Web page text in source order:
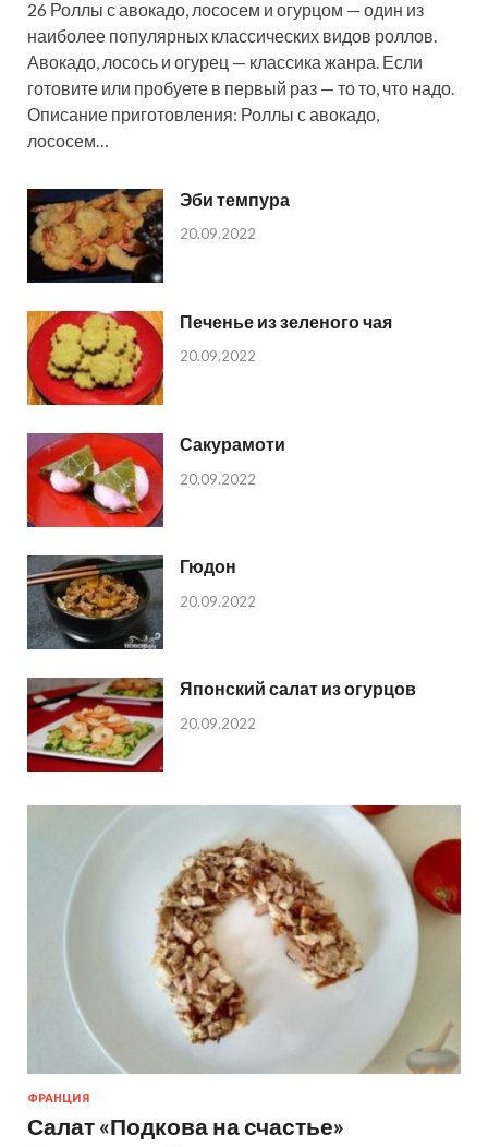
26 Роллы с авокадо, лососем и огурцом — один из
наиболее популярных классических видов роллов.
Авокадо, лосось и огурец — классика жанра. Если
готовите или пробуете в первый раз — то то, что надо.
Описание приготовления: Роллы с авокадо,
лососем…
Эби темпура
20.09.2022
Печенье из зеленого чая
20.09.2022
Сакурамоти
20.09.2022
Гюдон
20.09.2022
Японский салат из огурцов
20.09.2022
ФРАНЦИЯ
Салат «Подкова на счастье»